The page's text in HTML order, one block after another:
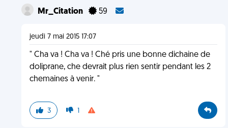
Mr_Citation 59
jeudi 7 mai 2015 17:07
" Cha va ! Cha va ! Ché pris une bonne dichaine de
doliprane, che devrait plus rien sentir pendant les 2
chemaines à venir. "
3 1